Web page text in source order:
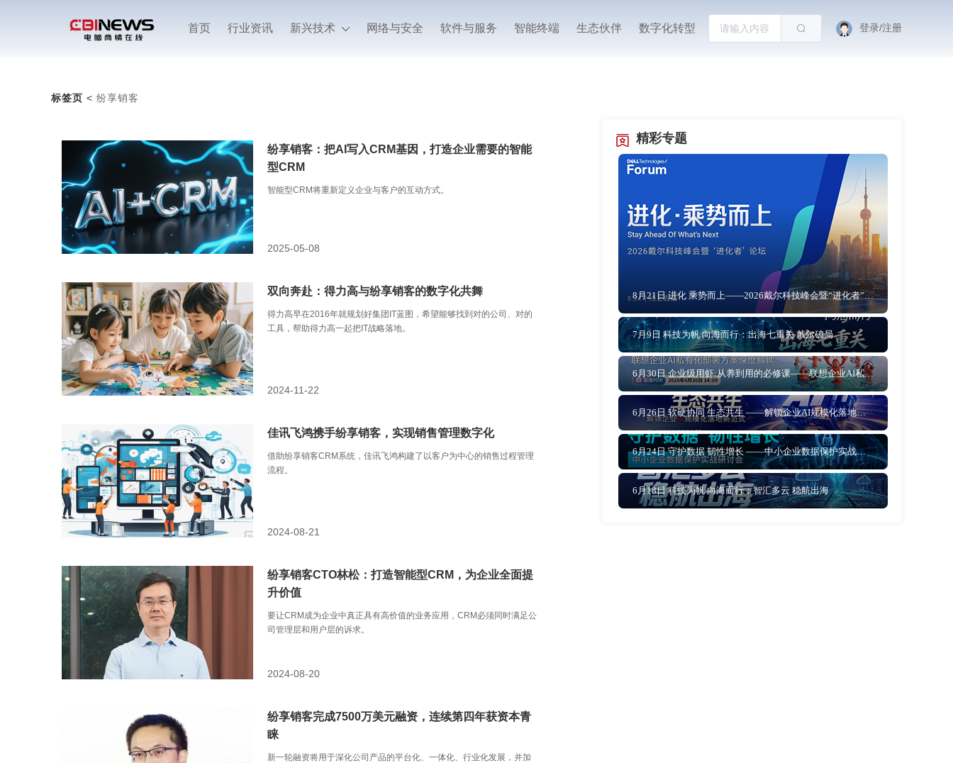
首页 行业资讯 新兴技术 网络与安全 软件与服务 智能终端 生态伙伴 数字化转型 登录/注册
标签页 < 纷享销客
纷享销客：把AI写入CRM基因，打造企业需要的智能
型CRM
智能型CRM将重新定义企业与客户的互动方式。
2025-05-08
双向奔赴：得力高与纷享销客的数字化共舞
得力高早在2016年就规划好集团IT蓝图，希望能够找到对的公司、对的
工具，帮助得力高一起把IT战略落地。
2024-11-22
佳讯飞鸿携手纷享销客，实现销售管理数字化
借助纷享销客CRM系统，佳讯飞鸿构建了以客户为中心的销售过程管理
流程。
2024-08-21
纷享销客CTO林松：打造智能型CRM，为企业全面提
升价值
要让CRM成为企业中真正具有高价值的业务应用，CRM必须同时满足公
司管理层和用户层的诉求。
2024-08-20
纷享销客完成7500万美元融资，连续第四年获资本青
睐
新一轮融资将用于深化公司产品的平台化、一体化、行业化发展，并加
精彩专题
8月21日 进化 乘势而上——2026戴尔科技峰会暨“进化者”论坛
7月9日 科技为帆 向海而行：出海七重关 戴尔破局
6月30日 企业级用虾:从养到用的必修课——联想企业AI私有化部署方案深度解读
6月26日 软硬协同 生态共生 ——解锁企业AI规模化落地新范式
6月24日 守护数据 韧性增长 ——中小企业数据保护实战研讨会
6月18日 科技为帆 向海而行：智汇多云 稳航出海